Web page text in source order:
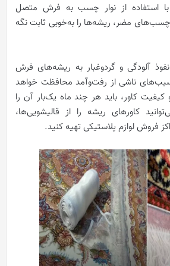
با استفاده از نوار چسب به فرش متصل
چسب‌های مضر، ریشه‌ها را به‌خوبی ثابت نگه
آلودگی و گردوغبار به ریشه‌های فرش
ناشی از رفت‌وآمد محافظت خواهد
کیفیت کاور، باید هر چند ماه یک‌بار آن را
کاورهای ریشه را از قالیشویی‌ها،
فروش لوازم پلاستیکی تهیه کنید.